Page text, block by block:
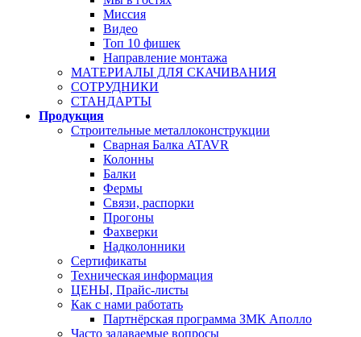
Миссия
Видео
Топ 10 фишек
Направление монтажа
МАТЕРИАЛЫ ДЛЯ СКАЧИВАНИЯ
СОТРУДНИКИ
СТАНДАРТЫ
Продукция
Строительные металлоконструкции
Сварная Балка ATAVR
Колонны
Балки
Фермы
Связи, распорки
Прогоны
Фахверки
Надколонники
Сертификаты
Техническая информация
ЦЕНЫ, Прайс-листы
Как с нами работать
Партнёрская программа ЗМК Аполло
Часто задаваемые вопросы